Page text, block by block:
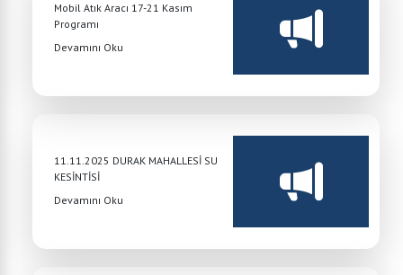
Mobil Atık Aracı 17-21 Kasım
Programı
Devamını Oku
11.11.2025 DURAK MAHALLESİ SU
KESİNTİSİ
Devamını Oku